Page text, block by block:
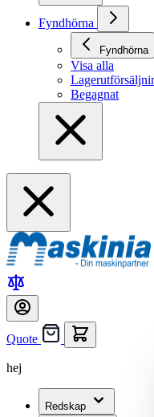
Fyndhörna
Fyndhörna
Visa alla
Begagnat
Quote
hej
Redskap